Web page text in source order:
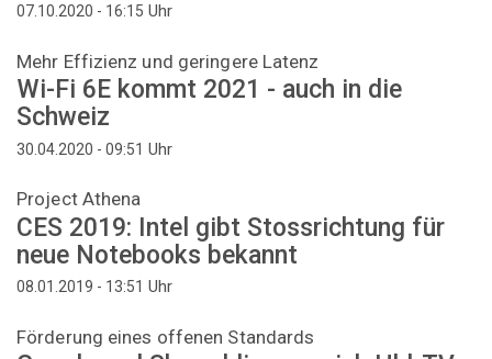
07.10.2020 - 16:15 Uhr
Mehr Effizienz und geringere Latenz
Wi-Fi 6E kommt 2021 - auch in die
Schweiz
30.04.2020 - 09:51 Uhr
Project Athena
CES 2019: Intel gibt Stossrichtung für
neue Notebooks bekannt
08.01.2019 - 13:51 Uhr
Förderung eines offenen Standards